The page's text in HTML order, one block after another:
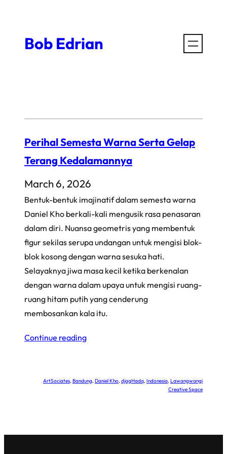
contentBob Edrian
Perihal Semesta Warna Serta Gelap
Terang Kedalamannya
March 6, 2026
Bentuk-bentuk imajinatif dalam semesta warna
Daniel Kho berkali-kali mengusik rasa penasaran
dalam diri. Nuansa geometris yang membentuk
figur sekilas serupa undangan untuk mengisi blok-
blok kosong dengan warna sesuka hati.
Selayaknya jiwa masa kecil ketika berkenalan
dengan warna dalam upaya untuk mengisi ruang-
ruang hitam putih yang cenderung
membosankan kala itu.
Continue reading
ArtSociates, Bandung, Daniel Kho, djagHadq, Indonesia, Lawangwangi
Creative Space